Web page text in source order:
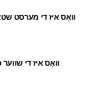
וואָס איז די מערסט
וואָס איז די